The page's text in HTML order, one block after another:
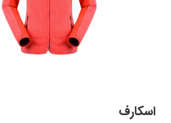
اسکارف